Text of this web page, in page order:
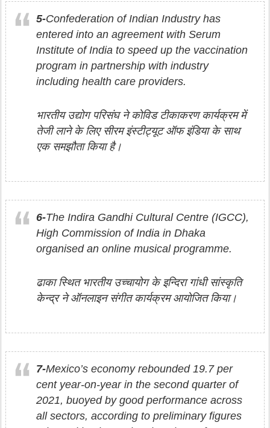
5-Confederation of Indian Industry has
entered into an agreement with Serum
Institute of India to speed up the vaccination
program in partnership with industry
including health care providers.
भारतीय उद्योग परिसंघ ने कोविड टीकाकरण कार्यक्रम में
तेजी लाने के लिए सीरम इंस्टीट्यूट ऑफ इंडिया के साथ
एक समझौता किया है।
6-The Indira Gandhi Cultural Centre (IGCC),
High Commission of India in Dhaka
organised an online musical programme.
ढाका स्थित भारतीय उच्‍चायोग के इन्दिरा गांधी सांस्‍कृति
केन्‍द्र ने ऑनलाइन संगीत कार्यक्रम आयोजित किया।
7-Mexico’s economy rebounded 19.7 per
cent year-on-year in the second quarter of
2021, buoyed by good performance across
all sectors, according to preliminary figures